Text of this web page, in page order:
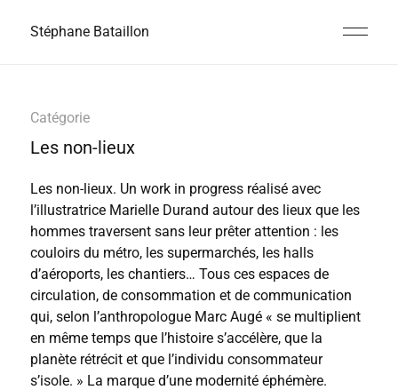
Stéphane Bataillon
Catégorie
Les non-lieux
Les non-lieux. Un work in progress réalisé avec
l’illustratrice Marielle Durand autour des lieux que les
hommes traversent sans leur prêter attention : les
couloirs du métro, les supermarchés, les halls
d’aéroports, les chantiers… Tous ces espaces de
circulation, de consommation et de communication
qui, selon l’anthropologue Marc Augé « se multiplient
en même temps que l’histoire s’accélère, que la
planète rétrécit et que l’individu consommateur
s’isole. » La marque d’une modernité éphémère.